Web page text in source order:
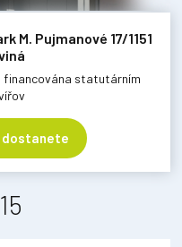
M. Pujmanové 17/1151
financována statutárním
dostanete